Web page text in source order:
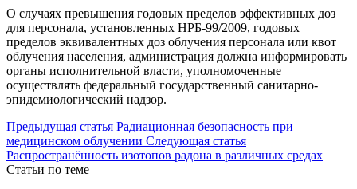
О случаях превышения годовых пределов эффективных доз
для персонала, установленных НРБ-99/2009, годовых
пределов эквивалентных доз облучения персонала или квот
облучения населения, администрация должна информировать
органы исполнительной власти, уполномоченные
осуществлять федеральный государственный санитарно-
эпидемиологический надзор.
Предыдущая статья Радиационная безопасность при
медицинском облучении Следующая статья
Распространённость изотопов радона в различных средах
Статьи по теме